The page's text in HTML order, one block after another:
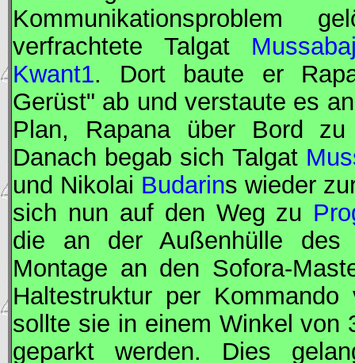
verfrachtete Talgat
Kwant1. Dort baute er
Gerüst" ab und verstaute es
Plan, Rapana über Bord
Danach begab sich Talgat
und Nikolai Budarins wieder
sich nun auf den Weg zu
die an der Außenhülle
Montage an den Sofora-
Haltestruktur per
sollte sie in einem Winkel von
geparkt werden. Dies